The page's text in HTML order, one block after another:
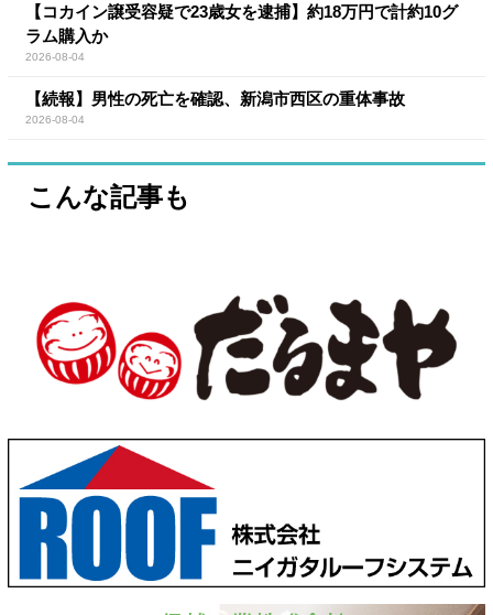
【コカイン譲受容疑で23歳女を逮捕】約18万円で計約10グ
ラム購入か
2026-08-04
【続報】男性の死亡を確認、新潟市西区の重体事故
2026-08-04
こんな記事も